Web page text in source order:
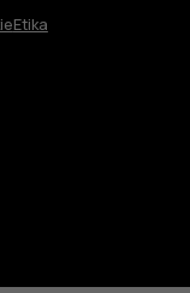
Etika